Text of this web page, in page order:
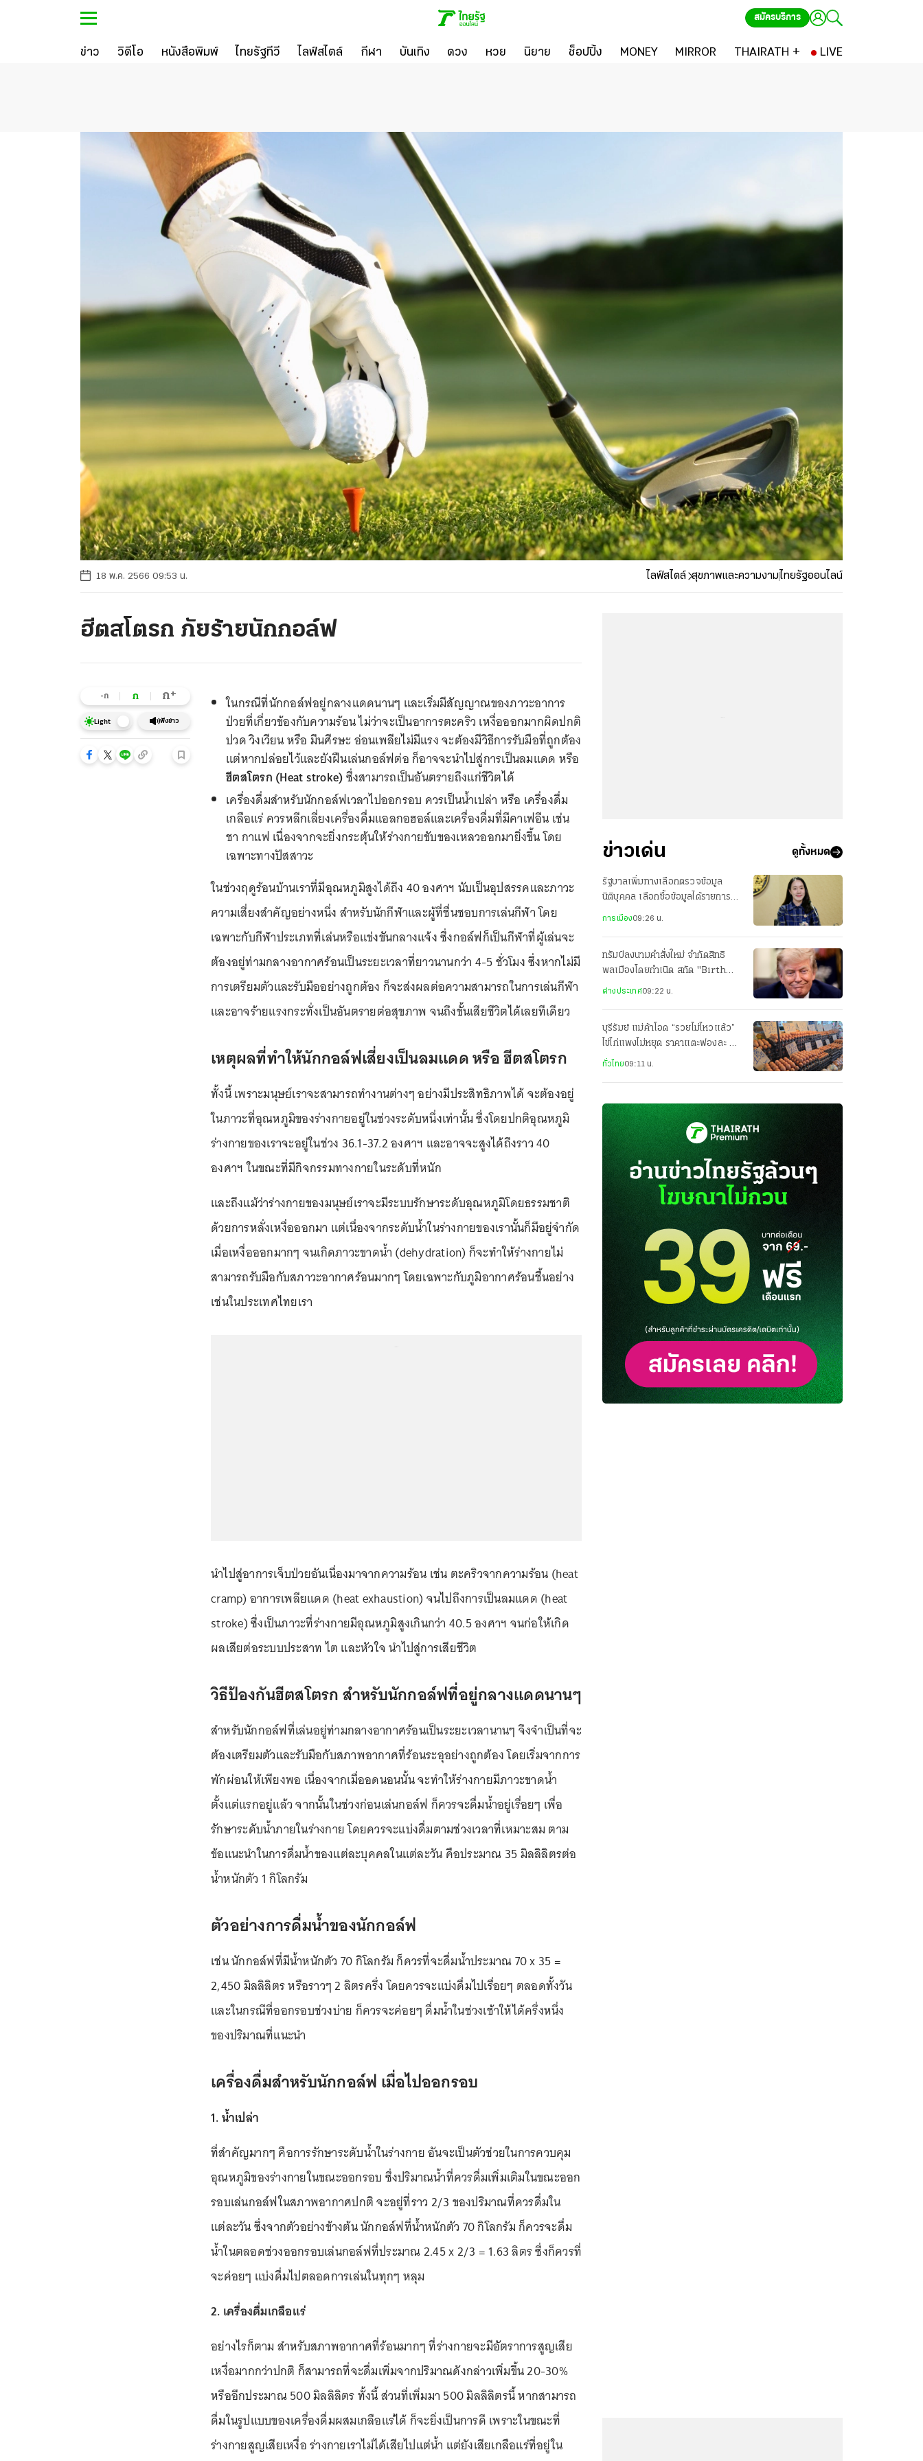
สมัครบริการ
ข่าว วิดีโอ หนังสือพิมพ์ ไทยรัฐทีวี ไลฟ์สไตล์ กีฬา บันเทิง ดวง หวย นิยาย ช็อปปิ้ง MONEY MIRROR THAIRATH + LIVE
18 พ.ค. 2566 09:53 น. ไลฟ์สไตล์ สุขภาพและความงามไทยรัฐออนไลน์
ฮีตสโตรก ภัยร้ายนักกอล์ฟ
-ก ก ก+
Light ฟังข่าว
ในกรณีที่นักกอล์ฟอยู่กลางแดดนานๆ และเริ่มมีสัญญาณของภาวะอาการ
ป่วยที่เกี่ยวข้องกับความร้อน ไม่ว่าจะเป็นอาการตะคริว เหงื่อออกมากผิดปกติ
ปวด วิงเวียน หรือ มึนศีรษะ อ่อนเพลียไม่มีแรง จะต้องมีวิธีการรับมือที่ถูกต้อง
แต่หากปล่อยไว้และยังฝืนเล่นกอล์ฟต่อ ก็อาจจะนำไปสู่การเป็นลมแดด หรือ
ฮีตสโตรก (Heat stroke)ซึ่งสามารถเป็นอันตรายถึงแก่ชีวิตได้
เครื่องดื่มสำหรับนักกอล์ฟเวลาไปออกรอบ ควรเป็นน้ำเปล่า หรือ เครื่องดื่ม
เกลือแร่ ควรหลีกเลี่ยงเครื่องดื่มแอลกอฮอล์และเครื่องดื่มที่มีคาเฟอีน เช่น
ชา กาแฟ เนื่องจากจะยิ่งกระตุ้นให้ร่างกายขับของเหลวออกมายิ่งขึ้น โดย
เฉพาะทางปัสสาวะ
ในช่วงฤดูร้อนบ้านเราที่มีอุณหภูมิสูงได้ถึง 40 องศาฯ นับเป็นอุปสรรคและภาวะ
ความเสี่ยงสำคัญอย่างหนึ่ง สำหรับนักกีฬาและผู้ที่ชื่นชอบการเล่นกีฬา โดย
เฉพาะกับกีฬาประเภทที่เล่นหรือแข่งขันกลางแจ้ง ซึ่งกอล์ฟก็เป็นกีฬาที่ผู้เล่นจะ
ต้องอยู่ท่ามกลางอากาศร้อนเป็นระยะเวลาที่ยาวนานกว่า 4-5 ชั่วโมง ซึ่งหากไม่มี
การเตรียมตัวและรับมืออย่างถูกต้อง ก็จะส่งผลต่อความสามารถในการเล่นกีฬา
และอาจร้ายแรงกระทั่งเป็นอันตรายต่อสุขภาพ จนถึงขั้นเสียชีวิตได้เลยทีเดียว
เหตุผลที่ทำให้นักกอล์ฟเสี่ยงเป็นลมแดด หรือ ฮีตสโตรก
ทั้งนี้ เพราะมนุษย์เราจะสามารถทำงานต่างๆ อย่างมีประสิทธิภาพได้ จะต้องอยู่
ในภาวะที่อุณหภูมิของร่างกายอยู่ในช่วงระดับหนึ่งเท่านั้น ซึ่งโดยปกติอุณหภูมิ
ร่างกายของเราจะอยู่ในช่วง 36.1-37.2 องศาฯ และอาจจะสูงได้ถึงราว 40
องศาฯ ในขณะที่มีกิจกรรมทางกายในระดับที่หนัก
และถึงแม้ว่าร่างกายของมนุษย์เราจะมีระบบรักษาระดับอุณหภูมิโดยธรรมชาติ
ด้วยการหลั่งเหงื่อออกมา แต่เนื่องจากระดับน้ำในร่างกายของเรานั้นก็มีอยู่จำกัด
เมื่อเหงื่อออกมากๆ จนเกิดภาวะขาดน้ำ (dehydration) ก็จะทำให้ร่างกายไม่
สามารถรับมือกับสภาวะอากาศร้อนมากๆ โดยเฉพาะกับภูมิอากาศร้อนชื้นอย่าง
เช่นในประเทศไทยเรา
นำไปสู่อาการเจ็บป่วยอันเนื่องมาจากความร้อน เช่น ตะคริวจากความร้อน (heat
cramp) อาการเพลียแดด (heat exhaustion) จนไปถึงการเป็นลมแดด (heat
stroke) ซึ่งเป็นภาวะที่ร่างกายมีอุณหภูมิสูงเกินกว่า 40.5 องศาฯ จนก่อให้เกิด
ผลเสียต่อระบบประสาท ไต และหัวใจ นำไปสู่การเสียชีวิต
วิธีป้องกันฮีตสโตรก สำหรับนักกอล์ฟที่อยู่กลางแดดนานๆ
สำหรับนักกอล์ฟที่เล่นอยู่ท่ามกลางอากาศร้อนเป็นระยะเวลานานๆ จึงจำเป็นที่จะ
ต้องเตรียมตัวและรับมือกับสภาพอากาศที่ร้อนระอุอย่างถูกต้อง โดยเริ่มจากการ
พักผ่อนให้เพียงพอ เนื่องจากเมื่ออดนอนนั้น จะทำให้ร่างกายมีภาวะขาดน้ำ
ตั้งแต่แรกอยู่แล้ว จากนั้นในช่วงก่อนเล่นกอล์ฟ ก็ควรจะดื่มน้ำอยู่เรื่อยๆ เพื่อ
รักษาระดับน้ำภายในร่างกาย โดยควรจะแบ่งดื่มตามช่วงเวลาที่เหมาะสม ตาม
ข้อแนะนำในการดื่มน้ำของแต่ละบุคคลในแต่ละวัน คือประมาณ 35 มิลลิลิตรต่อ
น้ำหนักตัว 1 กิโลกรัม
ตัวอย่างการดื่มน้ำของนักกอล์ฟ
เช่น นักกอล์ฟที่มีน้ำหนักตัว 70 กิโลกรัม ก็ควรที่จะดื่มน้ำประมาณ 70 x 35 =
2,450 มิลลิลิตร หรือราวๆ 2 ลิตรครึ่ง โดยควรจะแบ่งดื่มไปเรื่อยๆ ตลอดทั้งวัน
และในกรณีที่ออกรอบช่วงบ่าย ก็ควรจะค่อยๆ ดื่มน้ำในช่วงเช้าให้ได้ครึ่งหนึ่ง
ของปริมาณที่แนะนำ
เครื่องดื่มสำหรับนักกอล์ฟ เมื่อไปออกรอบ
1. น้ำเปล่า
ที่สำคัญมากๆ คือการรักษาระดับน้ำในร่างกาย อันจะเป็นตัวช่วยในการควบคุม
อุณหภูมิของร่างกายในขณะออกรอบ ซึ่งปริมาณน้ำที่ควรดื่มเพิ่มเติมในขณะออก
รอบเล่นกอล์ฟในสภาพอากาศปกติ จะอยู่ที่ราว 2/3 ของปริมาณที่ควรดื่มใน
แต่ละวัน ซึ่งจากตัวอย่างข้างต้น นักกอล์ฟที่น้ำหนักตัว 70 กิโลกรัม ก็ควรจะดื่ม
น้ำในตลอดช่วงออกรอบเล่นกอล์ฟที่ประมาณ 2.45 x 2/3 = 1.63 ลิตร ซึ่งก็ควรที่
จะค่อยๆ แบ่งดื่มไปตลอดการเล่นในทุกๆ หลุม
2. เครื่องดื่มเกลือแร่
อย่างไรก็ตาม สำหรับสภาพอากาศที่ร้อนมากๆ ที่ร่างกายจะมีอัตราการสูญเสีย
เหงื่อมากกว่าปกติ ก็สามารถที่จะดื่มเพิ่มจากปริมาณดังกล่าวเพิ่มขึ้น 20-30%
หรืออีกประมาณ 500 มิลลิลิตร ทั้งนี้ ส่วนที่เพิ่มมา 500 มิลลิลิตรนี้ หากสามารถ
ดื่มในรูปแบบของเครื่องดื่มผสมเกลือแร่ได้ ก็จะยิ่งเป็นการดี เพราะในขณะที่
ร่างกายสูญเสียเหงื่อ ร่างกายเราไม่ได้เสียไปแต่น้ำ แต่ยังเสียเกลือแร่ที่อยู่ใน
ข่าวเด่น ดูทั้งหมด
รัฐบาลเพิ่มทางเลือกตรวจข้อมูล
นิติบุคคล เลือกซื้อข้อมูลได้รายการละ
5 บาท ลดต้นทุนประชาชน–ภาคธุรกิจ
การเมือง09:26 น.
ทรัมป์ลงนามคำสั่งใหม่ จำกัดสิทธิ
พลเมืองโดยกำเนิด สกัด "Birth
Tourism" แม้ศาลสูงสหรัฐเคยตีตก
ต่างประเทศ09:22 น.
บุรีรัมย์ แม่ค้าโอด “รวยไม่ไหวแล้ว”
ไข่ไก่แพงไม่หยุด ราคาแตะฟองละ 4
บาท ต้นทุนพุ่ง
ทั่วไทย09:11 น.